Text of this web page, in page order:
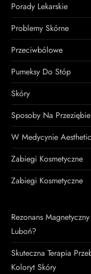
Porady Lekarskie
Problemy Skórne
Przeciwbólowe
Pumeksy Do Stóp
Skóry
Sposoby Na
W Medycynie Aesthetic
Zabiegi Kosmetyczne
Zabiegi Kosmetyczne
Rezonans
Luboń?
Skuteczna Terapia
Koloryt Skóry